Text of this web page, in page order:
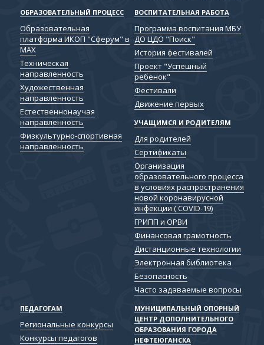
ОБРАЗОВАТЕЛЬНЫЙ ПРОЦЕСС
Образовательная
платформа ИКОП "Сферум" в
МАХ
Техническая
направленность
Художественная
направленность
Естественнонаучая
направленность
Физкультурно-спортивная
направленность
ВОСПИТАТЕЛЬНАЯ РАБОТА
Программа воспитания МБУ
ДО ЦДО "Поиск"
История фестивалей
Проект "Успешный
ребенок"
Фестивали
Движение первых
УЧАЩИМСЯ И РОДИТЕЛЯМ
Для родителей
Сертификаты
Организация
образовательного процесса
в условиях распространения
новой коронавирусной
инфекции ( COVID-19)
ГРИПП и ОРВИ
Финансовая грамотность
Дистанционные технологии
Электронная библиотека
Безопасность
Часто задаваемые вопросы
ПЕДАГОГАМ
Региональные конкурсы
Конкурсы педагогов
МУНИЦИПАЛЬНЫЙ ОПОРНЫЙ
ЦЕНТР ДОПОЛНИТЕЛЬНОГО
ОБРАЗОВАНИЯ ГОРОДА
НЕФТЕЮГАНСКА